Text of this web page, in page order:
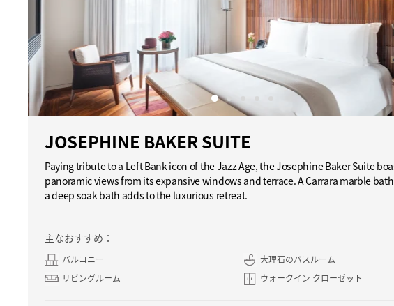
JOSEPHINE BAKER SUITE
Paying tribute to a Left Bank icon of the Jazz Age, the Josephine Baker Suite
panoramic views from its expansive windows and terrace. A Carrara marble
a deep soak bath adds to the luxurious retreat.
主なおすすめ：
バルコニー
大理石のバスルーム
リビングルーム
ウォークイン クローゼット